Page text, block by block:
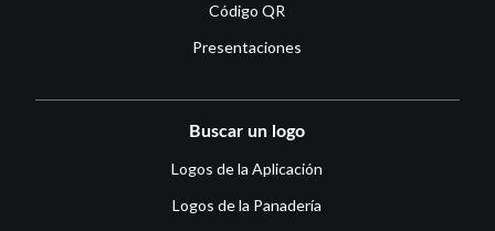
Código QR
Presentaciones
Buscar un logo
Logos de la Aplicación
Logos de la Panadería